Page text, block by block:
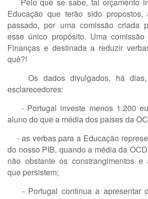
Educação que terão sido
passado, por uma comissão criada
esse único propósito. Uma
Finanças e destinada a reduzir
quê?!
Os dados divulgados, há dias,
esclarecedores:
- Portugal investe menos 1.200
aluno do que a média dos países da
- as verbas para a Educação
do nosso PIB, quando a média da
não obstante os constrangimentos e
que persistem;
- Portugal continua a apresentar